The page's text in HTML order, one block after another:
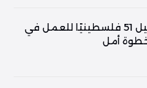
برعاية إماراتية.. تأهيل 51 فلسطينيًا للعمل في
أمل